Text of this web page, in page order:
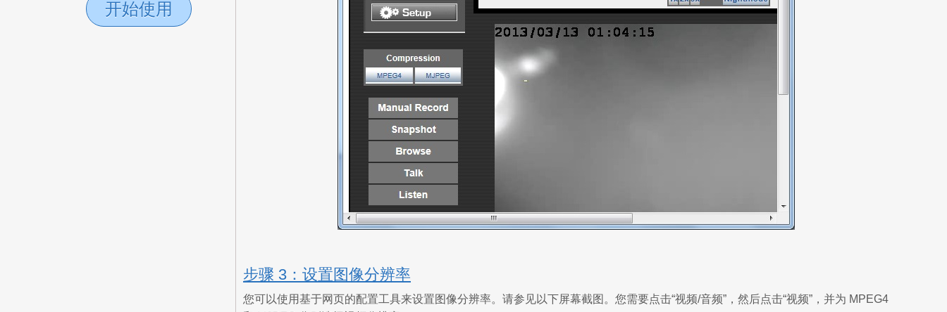
开始使用
步骤 3：设置图像分辨率
您可以使用基于网页的配置工具来设置图像分辨率。请参见以下屏幕截图。您需要点击“视频/音频”，然后点击“视频”，并为 MPEG4